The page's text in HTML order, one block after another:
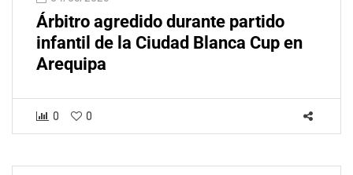
Árbitro agredido durante partido
infantil de la Ciudad Blanca Cup en
Arequipa
0 0